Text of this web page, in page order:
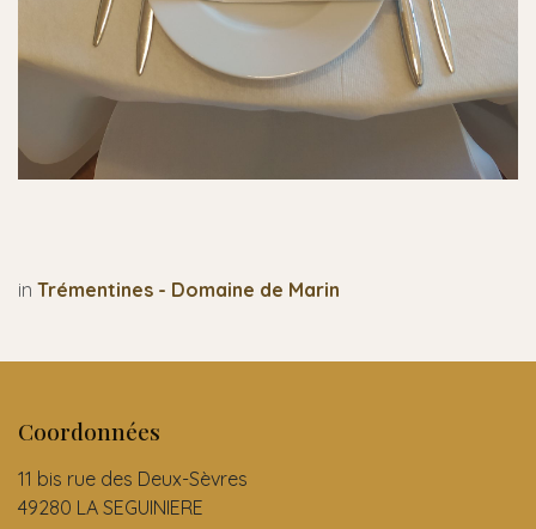
in Trémentines - Domaine de Marin
Coordonnées
11 bis rue des Deux-Sèvres
49280 LA SEGUINIERE